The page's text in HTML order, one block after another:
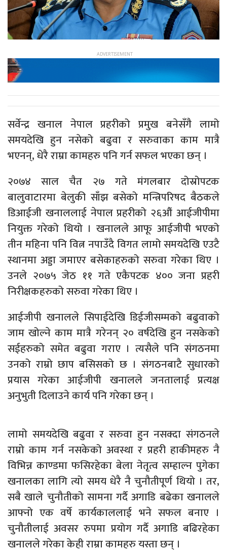
सर्वेन्द्र खनाल नेपाल प्रहरीको प्रमुख बनेसँगै लामो
समयदेखि हुन नसेको बढुवा र सरुवाका काम मात्रै
भएनन्, धेरै राम्रा कामहरु पनि गर्न सफल भएका छन् ।
२०७४ साल चैत २७ गते मंगलबार दोस्रोपटक
बालुवाटारमा बेलुकी साँझ बसेको मन्त्रिपरिषद बैठकले
डिआईजी खनाललाई नेपाल प्रहरीको २६औं आईजीपीमा
नियुक्त गरेको थियो । खनालले आफू आईजीपी भएको
तीन महिना पनि वित्न नपाउँदै विगत लामो समयदेखि एउटै
स्थानमा अड्डा जमाएर बसेकाहरुको सरुवा गरेका थिए ।
उनले २०७५ जेठ ११ गते एकैपटक ४०० जना प्रहरी
निरीक्षकहरुको सरुवा गरेका थिए ।
आईजीपी खनालले सिपाईदेखि डिईजीसम्मको बढुवाको
जाम खोल्ने काम मात्रै गरेनन् २० वर्षदेखि हुन नसकेको
सईहरुको समेत बढुवा गराए । त्यसैले पनि संगठनमा
उनको राम्रो छाप बसिसको छ । संगठनबाटै सुधारको
प्रयास गरेका आईजीपी खनालले जनतालाई प्रत्यक्ष
अनुभुती दिलाउने कार्य पनि गरेका छन् ।
लामो समयदेखि बढुवा र सरुवा हुन नसक्दा संगठनले
राम्रो काम गर्न नसकेको अवस्था र प्रहरी हाकीमहरु नै
विभिन्न काण्डमा फसिरहेका बेला नेतृत्व सम्हाल्न पुगेका
खनालका लागि त्यो समय धेरै नै चुनौतीपूर्ण थियो । तर,
सबै खाले चुनौतीको सामना गर्दै अगाडि बढेका खनालले
आफ्नो एक वर्षे कार्यकाललाई भने सफल बनाए ।
चुनौतीलाई अवसर रुपमा प्रयोग गर्दै अगाडि बढिरहेका
खनालले गरेका केही राम्रा कामहरु यस्ता छन् ।